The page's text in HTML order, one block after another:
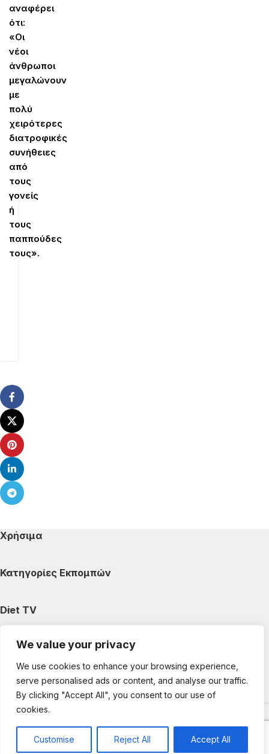
We value your privacy
We use cookies to enhance your browsing experience,
serve personalised ads or content, and analyse our traffic.
By clicking "Accept All", you consent to our use of
cookies.
Customise Reject All Accept All
αναφέρει
ότι:
«Οι
νέοι
άνθρωποι
μεγαλώνουν
με
πολύ
χειρότερες
διατροφικές
συνήθειες
από
τους
γονείς
ή
τους
παππούδες
τους».
Χρήσιμα
Κατηγορίες Εκπομπών
Diet TV
Κατηγορίες Άρθρων
Ακολουθήστε μας
Copyright © 2025 DietTV. All Rights Reserved.
development by web-idea.gr
0